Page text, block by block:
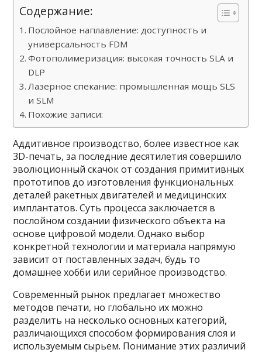
Содержание:
Послойное наплавление: доступность и
универсальность FDM
Фотополимеризация: высокая точность SLA и
DLP
Лазерное спекание: промышленная мощь SLS
и SLM
Похожие записи:
Аддитивное производство, более известное как
3D-печать, за последние десятилетия совершило
эволюционный скачок от создания примитивных
прототипов до изготовления функциональных
деталей ракетных двигателей и медицинских
имплантатов. Суть процесса заключается в
послойном создании физического объекта на
основе цифровой модели. Однако выбор
конкретной технологии и материала напрямую
зависит от поставленных задач, будь то
домашнее хобби или серийное производство.
Современный рынок предлагает множество
методов печати, но глобально их можно
разделить на несколько основных категорий,
различающихся способом формирования слоя и
используемым сырьем. Понимание этих различий